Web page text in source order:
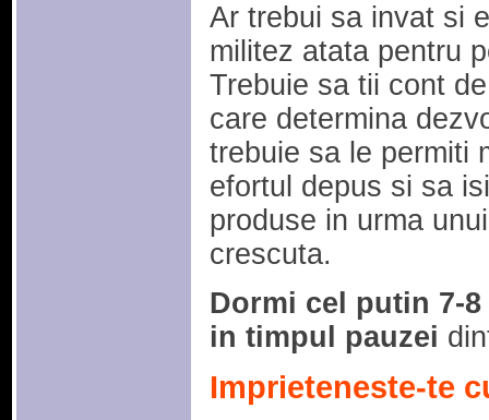
Ar trebui sa invat si
militez atata pentru
Trebuie sa tii cont
care determina
trebuie sa le permiti
efortul depus si sa
produse in urma
crescuta.
Dormi cel putin 7-
in timpul pauzei
Imprieteneste-te